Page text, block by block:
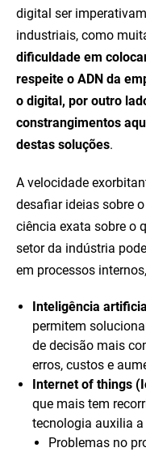
digital ser
industriais, como
dificuldade em
respeite o ADN da
o digital, por outro
constrangimentos
destas soluções.
A velocidade
desafiar ideias sobre
ciência exata sobre o
setor da indústria
em processos
Inteligência
permitem
de decisão mais
erros, custos e
Internet of things
que mais tem
tecnologia auxilia
Problemas no